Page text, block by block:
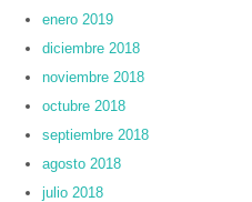
enero 2019
diciembre 2018
noviembre 2018
octubre 2018
septiembre 2018
agosto 2018
julio 2018